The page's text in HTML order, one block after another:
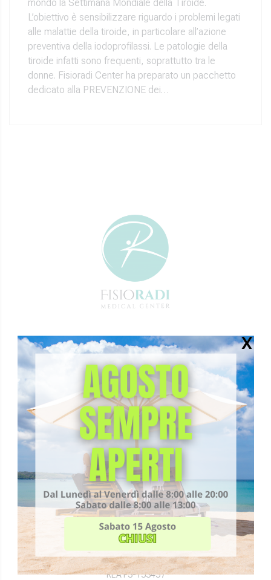
mondo la Settimana Mondiale della Tiroide.
L’obiettivo è sensibilizzare riguardo i problemi legati
alle malattie della tiroide, in particolare all’azione
preventiva della iodoprofilassi. Le patologie della
tiroide infatti sono frequenti, soprattutto tra le
donne. Fisioradi Center ha preparato un pacchetto
dedicato alla PREVENZIONE dei…
Fisioradi Medical Center
Via Lambro, 15
61121 – Pesaro (PU)
+39 0721 33958
segreteria@fisioradi.it
Fisioterapia Pesaro
Poliambulatorio Pesaro
Diagnostica Pesaro
DIRETTORI SANITARI
Dr. Vittorio Gemmellaro
FISIORADI S.R.L.
P.IVA 02090480415
Aut. N°134612 del 17/10/2025
REA PS-153457